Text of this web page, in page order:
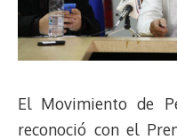
El Movimiento de
reconoció con el